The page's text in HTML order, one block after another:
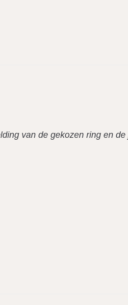
van de gekozen ring en